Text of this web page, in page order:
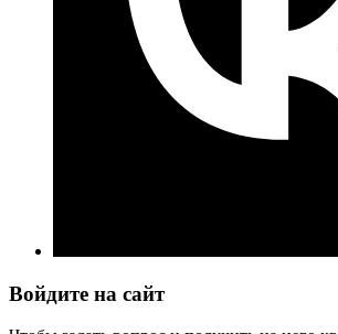
Войдите на сайт